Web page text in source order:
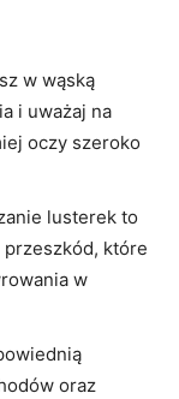
w wąską
i uważaj na
oczy szeroko
lusterek to
które
w
oraz